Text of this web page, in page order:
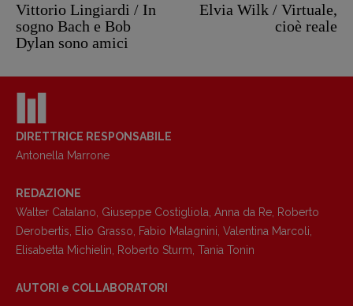
Vittorio Lingiardi / In
sogno Bach e Bob
Dylan sono amici
Elvia Wilk / Virtuale,
cioè reale
DIRETTRICE RESPONSABILE
Antonella Marrone
REDAZIONE
Walter Catalano Giuseppe Costigliola Anna da Re Roberto
Derobertis
Elio Grasso Fabio Malagnini Valentina Marcoli
Elisabetta Michielin
Roberto Sturm Tania Tonin
AUTORI e COLLABORATORI